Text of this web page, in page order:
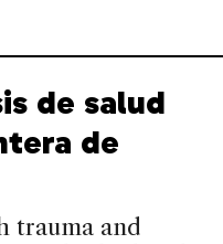
de salud
de
trauma and